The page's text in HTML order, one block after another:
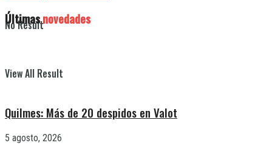
No Result
View All Result
Últimasnovedades
Quilmes: Más de 20 despidos en Valot
5 agosto, 2026